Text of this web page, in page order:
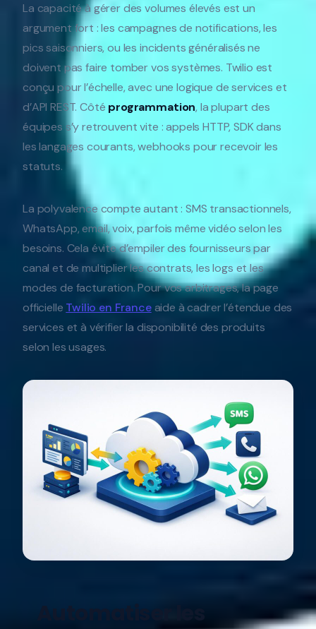
La capacité à gérer des volumes élevés est un
argument fort : les campagnes de notifications, les
pics saisonniers, ou les incidents généralisés ne
doivent pas faire tomber vos systèmes. Twilio est
conçu pour l’échelle, avec une logique de services et
d’API REST. Côté programmation, la plupart des
équipes s’y retrouvent vite : appels HTTP, SDK dans
les langages courants, webhooks pour recevoir les
statuts.
La polyvalence compte autant : SMS transactionnels,
WhatsApp, email, voix, parfois même vidéo selon les
besoins. Cela évite d’empiler des fournisseurs par
canal et de multiplier les contrats, les logs et les
modes de facturation. Pour vos arbitrages, la page
officielle Twilio en Franceaide à cadrer l’étendue des
services et à vérifier la disponibilité des produits
selon les usages.